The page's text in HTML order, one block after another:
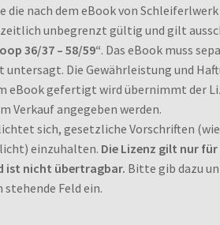
die nach dem eBook von
unbegrenzt gültig und gilt
36/37 – 58/59“. Das eBook muss
untersagt. Die Gewährleistung und
eBook gefertigt wird übernimmt der
Verkauf angegeben werden.
sich, gesetzliche Vorschriften
einzuhalten. Die Lizenz gilt nur
ist nicht übertragbar. Bitte gib dazu
stehende Feld ein.